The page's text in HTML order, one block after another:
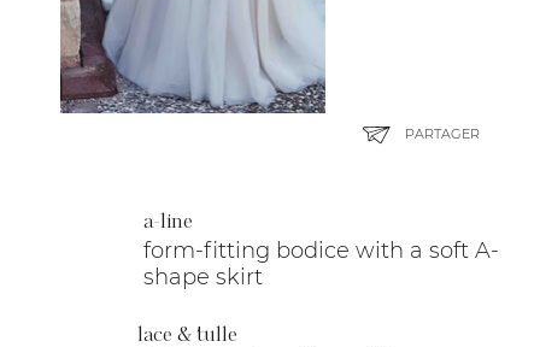
a-line
form-fitting bodice with a soft A-
shape skirt
lace & tulle
PARTAGER